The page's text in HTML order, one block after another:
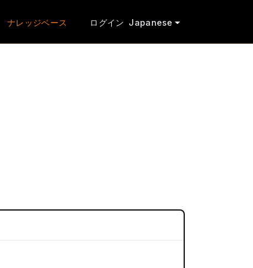
ナレッジベース ログイン Japanese